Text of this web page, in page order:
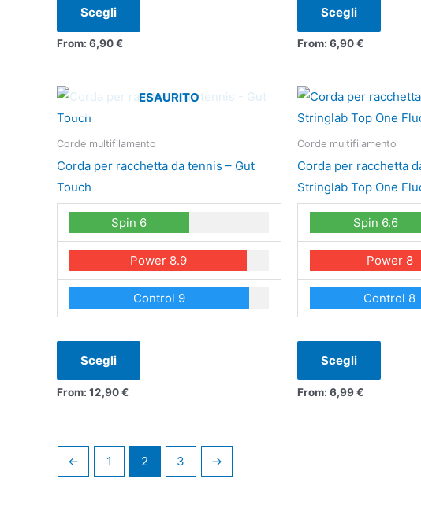
Scegli
From: 6,90€
Scegli
From: 6,90€
ESAURITO
Corde multifilamento
Corda per racchetta da tennis – Gut
Touch
Spin 6
Power 8.9
Control 9
Scegli
Questo
ha
più
Le
opzioni
possono
essere
scelte
nella
From: 12,90€
Corde multifilamento
Corda per racchetta
Stringlab Top One
Spin 6.6
Power 8
Control 8
Scegli
Questo
ha
più
varianti.
Le
opzioni
essere
scelte
nella
From: 6,99€
← 1 2 3 →